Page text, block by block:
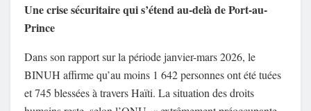
Une crise sécuritaire qui s’étend au-delà de Port-au-
Prince
Dans son rapport sur la période janvier-mars 2026, le
BINUH affirme qu’au moins 1 642 personnes ont été tuées
et 745 blessées à travers Haïti. La situation des droits